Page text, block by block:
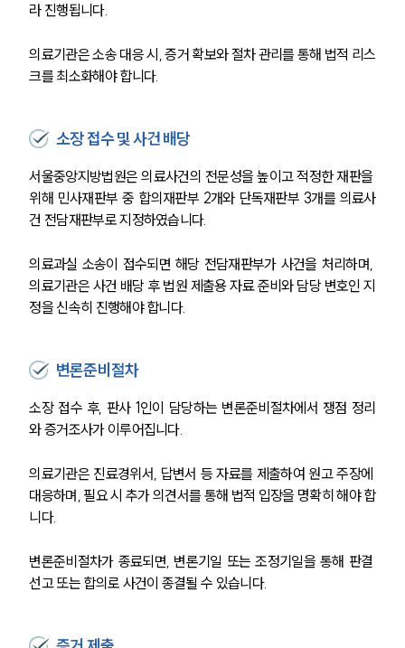
라 진행됩니다.
의료기관은 소송 대응 시, 증거 확보와 절차 관리를 통해 법적 리스
크를 최소화해야 합니다.
소장 접수 및 사건 배당
서울중앙지방법원은 의료사건의 전문성을 높이고 적정한 재판을
위해 민사재판부 중 합의재판부 2개와 단독재판부 3개를 의료사
건 전담재판부로 지정하였습니다.
의료과실 소송이 접수되면 해당 전담재판부가 사건을 처리하며,
의료기관은 사건 배당 후 법원 제출용 자료 준비와 담당 변호인 지
정을 신속히 진행해야 합니다.
변론준비절차
소장 접수 후, 판사 1인이 담당하는 변론준비절차에서 쟁점 정리
와 증거조사가 이루어집니다.
의료기관은 진료경위서, 답변서 등 자료를 제출하여 원고 주장에
대응하며, 필요 시 추가 의견서를 통해 법적 입장을 명확히 해야 합
니다.
변론준비절차가 종료되면, 변론기일 또는 조정기일을 통해 판결
선고 또는 합의로 사건이 종결될 수 있습니다.